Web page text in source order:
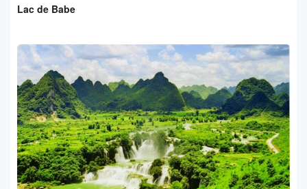
Lac de Babe